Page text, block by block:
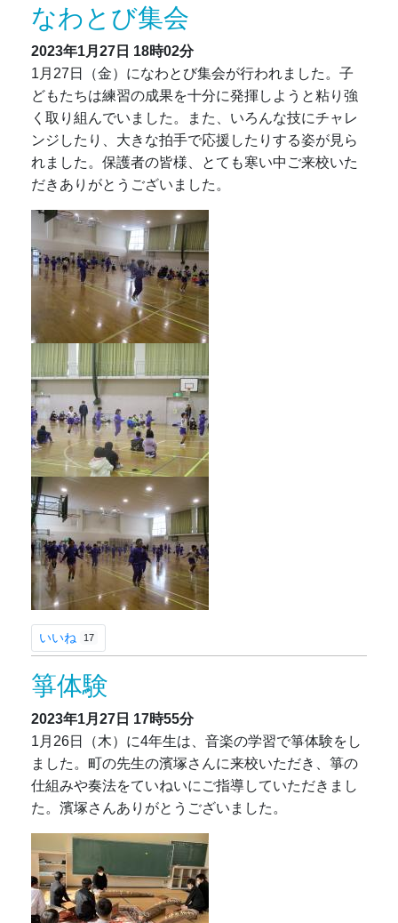
なわとび集会
2023年1月27日 18時02分
1月27日（金）になわとび集会が行われました。子
どもたちは練習の成果を十分に発揮しようと粘り強
く取り組んでいました。また、いろんな技にチャレ
ンジしたり、大きな拍手で応援したりする姿が見ら
れました。保護者の皆様、とても寒い中ご来校いた
だきありがとうございました。
いいね 17
箏体験
2023年1月27日 17時55分
1月26日（木）に4年生は、音楽の学習で箏体験をし
ました。町の先生の濱塚さんに来校いただき、箏の
仕組みや奏法をていねいにご指導していただきまし
た。濱塚さんありがとうございました。